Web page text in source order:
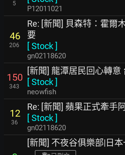
5
P12011021
46
206
Re: [新聞] 貝森特：霍爾
要
[Stock]
gn02118620
150
343
[新聞] 龍潭居民回心轉
[Stock]
neowfish
12
36
Re: [新聞] 蘋果正式牽手
[Stock]
gn02118620
[新聞] 不夜谷俱樂部|日